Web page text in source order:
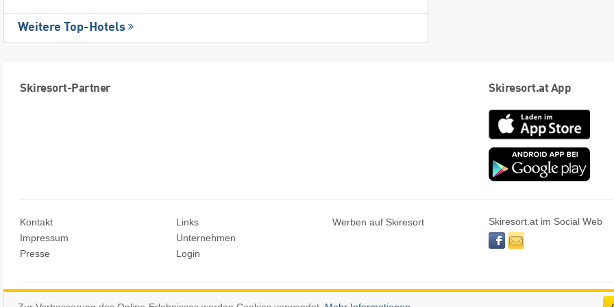
Weitere Top-Hotels
Skiresort-Partner Skiresort.at App
App
Store
Kontakt
Impressum
Presse
Links
Unternehmen
Login
Werben auf Skiresort
Skiresort.at im Social Web
facebooknewsletter
© Skiresort Service International GmbH. Alle Rechte vorbehalten.